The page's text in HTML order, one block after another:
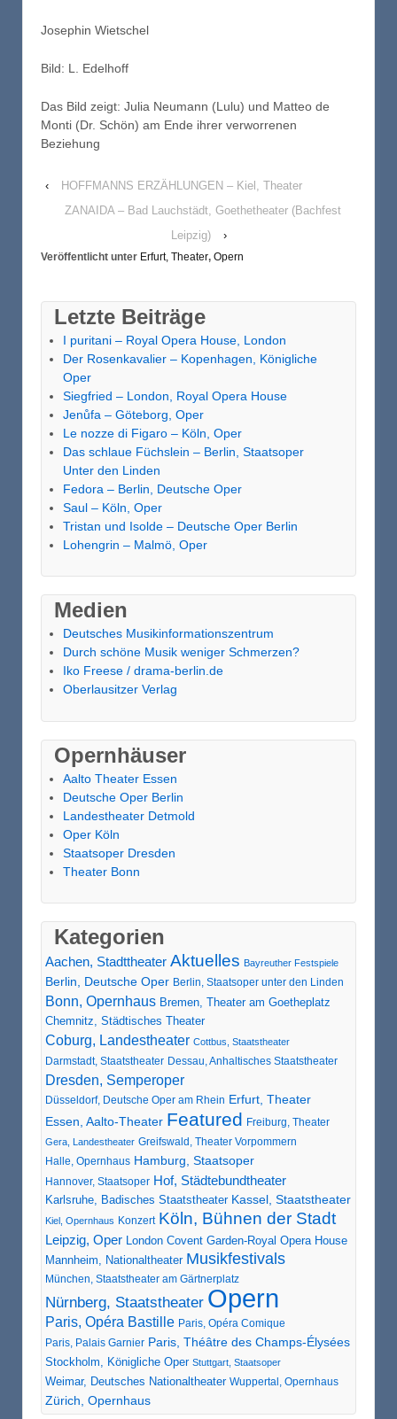
Josephin Wietschel
Bild: L. Edelhoff
Das Bild zeigt: Julia Neumann (Lulu) und Matteo de
Monti (Dr. Schön) am Ende ihrer verworrenen
Beziehung
‹
HOFFMANNS ERZÄHLUNGEN – Kiel, Theater
ZANAIDA – Bad Lauchstädt, Goethetheater (Bachfest
Leipzig)
›
Veröffentlicht unter Erfurt, Theater, Opern
Letzte Beiträge
I puritani – Royal Opera House, London
Der Rosenkavalier – Kopenhagen, Königliche
Oper
Siegfried – London, Royal Opera House
Jenůfa – Göteborg, Oper
Le nozze di Figaro – Köln, Oper
Das schlaue Füchslein – Berlin, Staatsoper
Unter den Linden
Fedora – Berlin, Deutsche Oper
Saul – Köln, Oper
Tristan und Isolde – Deutsche Oper Berlin
Lohengrin – Malmö, Oper
Medien
Deutsches Musikinformationszentrum
Durch schöne Musik weniger Schmerzen?
Iko Freese / drama-berlin.de
Oberlausitzer Verlag
Opernhäuser
Aalto Theater Essen
Deutsche Oper Berlin
Landestheater Detmold
Oper Köln
Staatsoper Dresden
Theater Bonn
Kategorien
Aachen, Stadttheater Aktuelles Bayreuther Festspiele
Berlin, Deutsche Oper Berlin, Staatsoper unter den Linden
Bonn, Opernhaus Bremen, Theater am Goetheplatz
Chemnitz, Städtisches Theater
Coburg, Landestheater Cottbus, Staatstheater
Darmstadt, Staatstheater Dessau, Anhaltisches Staatstheater
Dresden, Semperoper
Düsseldorf, Deutsche Oper am Rhein Erfurt, Theater
Essen, Aalto-Theater Featured Freiburg, Theater
Gera, Landestheater Greifswald, Theater Vorpommern
Halle, Opernhaus Hamburg, Staatsoper
Hannover, Staatsoper Hof, Städtebundtheater
Karlsruhe, Badisches Staatstheater Kassel, Staatstheater
Kiel, Opernhaus Konzert Köln, Bühnen der Stadt
Leipzig, Oper London Covent Garden-Royal Opera House
Mannheim, Nationaltheater Musikfestivals
München, Staatstheater am Gärtnerplatz
Nürnberg, Staatstheater Opern
Paris, Opéra Bastille Paris, Opéra Comique
Paris, Palais Garnier Paris, Théâtre des Champs-Élysées
Stockholm, Königliche Oper Stuttgart, Staatsoper
Weimar, Deutsches Nationaltheater Wuppertal, Opernhaus
Zürich, Opernhaus